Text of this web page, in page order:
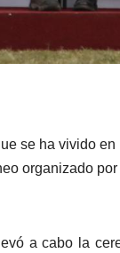
se ha vivido
organizado
a cabo la